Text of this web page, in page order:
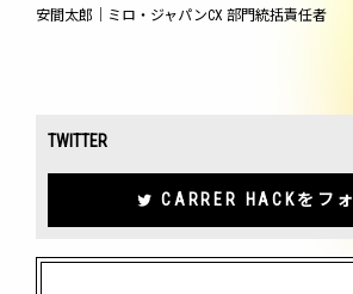
安間太郎｜ミロ・ジャパンCX 部門統括責任者
TWITTER
CARRER HACKをフ